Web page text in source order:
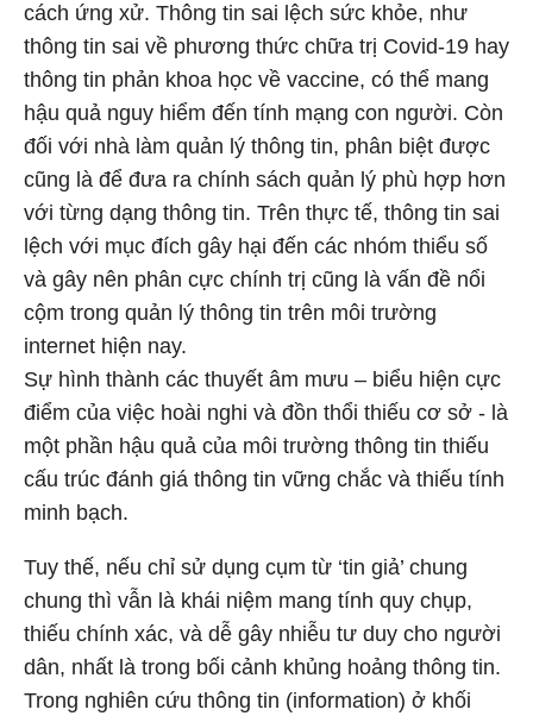
cách ứng xử. Thông tin sai lệch sức khỏe, như
thông tin sai về phương thức chữa trị Covid-19 hay
thông tin phản khoa học về vaccine, có thể mang
hậu quả nguy hiểm đến tính mạng con người. Còn
đối với nhà làm quản lý thông tin, phân biệt được
cũng là để đưa ra chính sách quản lý phù hợp hơn
với từng dạng thông tin. Trên thực tế, thông tin sai
lệch với mục đích gây hại đến các nhóm thiểu số
và gây nên phân cực chính trị cũng là vấn đề nổi
cộm trong quản lý thông tin trên môi trường
internet hiện nay.
Sự hình thành các thuyết âm mưu – biểu hiện cực
điểm của việc hoài nghi và đồn thổi thiếu cơ sở - là
một phần hậu quả của môi trường thông tin thiếu
cấu trúc đánh giá thông tin vững chắc và thiếu tính
minh bạch.
Tuy thế, nếu chỉ sử dụng cụm từ ‘tin giả’ chung
chung thì vẫn là khái niệm mang tính quy chụp,
thiếu chính xác, và dễ gây nhiễu tư duy cho người
dân, nhất là trong bối cảnh khủng hoảng thông tin.
Trong nghiên cứu thông tin (information) ở khối